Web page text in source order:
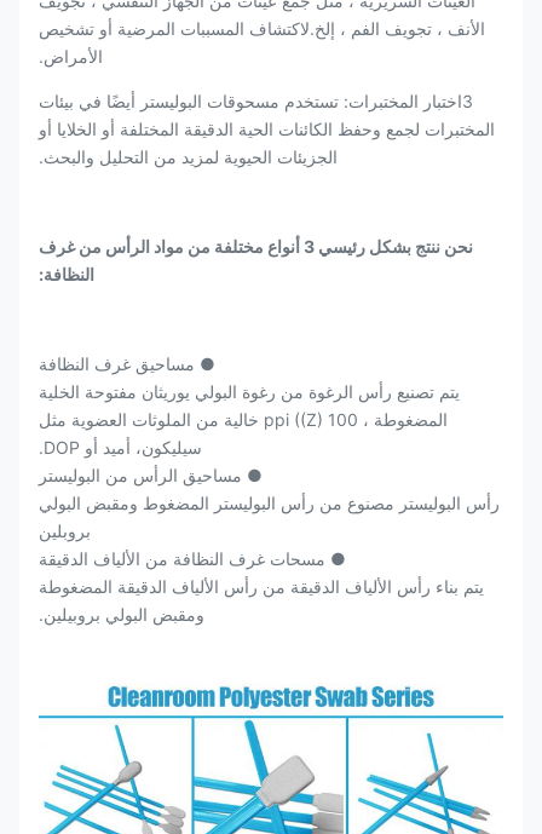
الأنف ، تجويف الفم ، إلخ.لاكتشاف المسببات المرضية أو تشخيص
الأمراض.
3اختبار المختبرات: تستخدم مسحوقات البوليستر أيضًا في بيئات
المختبرات لجمع وحفظ الكائنات الحية الدقيقة المختلفة أو الخلايا أو
الجزيئات الحيوية لمزيد من التحليل والبحث.
نحن ننتج بشكل رئيسي 3 أنواع مختلفة من مواد الرأس من غرف
النظافة:
● مساحيق غرف النظافة
يتم تصنيع رأس الرغوة من رغوة البولي يوريثان مفتوحة الخلية
المضغوطة ، 100 ppi ((Z) خالية من الملوثات العضوية مثل
سيليكون، أميد أو DOP.
● مساحيق الرأس من البوليستر
رأس البوليستر مصنوع من رأس البوليستر المضغوط ومقبض البولي
بروبلين
● مسحات غرف النظافة من الألياف الدقيقة
يتم بناء رأس الألياف الدقيقة من رأس الألياف الدقيقة المضغوطة
ومقبض البولي بروبيلين.